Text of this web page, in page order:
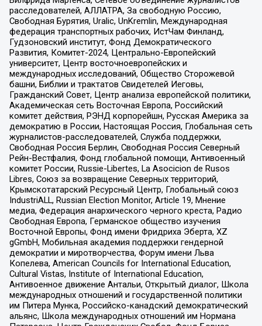
расследователей, АЛЛАТРА, За свободную Россию,
Свободная Бурятия, Uralic, UnKremlin, Международная
федерация транспортных рабочих, ИстЧам Финланд,
Гудзоновский институт, Фонд Демократического
Развития, Комитет-2024, Центрально-Европейский
университет, Центр восточноевропейских и
международных исследований, Общество Сторожевой
башни, Библии и трактатов Свидетелей Иеговы,
Гражданский Совет, Центр анализа европейской политики,
Академическая сеть Восточная Европа, Российский
комитет действия, РЭНД корпорейшн, Русская Америка за
демократию в России, Настоящая Россия, Глобальная сеть
журналистов-расследователей, Служба поддержки,
Свободная Россия Берлин, Свободная Россия Северный
Рейн-Вестфалия, Фонд глобальной помощи, Антивоенный
комитет России, Russie-Libertes, La Asocicion de Rusos
Libres, Союз за возвращение Северных территорий,
Крымскотатарский Ресурсный Центр, Глобальный союз
IndustriALL, Russian Election Monitor, Article 19, Мнение
медиа, Федерация анархического черного креста, Радио
Свободная Европа, Германское общество изучения
Восточной Европы, Фонд имени Фридриха Эберта, XZ
gGmbH, Мобильная академия поддержки гендерной
демократии и миротворчества, Форум имени Льва
Копелева, American Councils for International Education,
Cultural Vistas, Institute of International Education,
Антивоенное движение Антальи, Открытый диалог, Школа
международных отношений и государственной политики
им Питера Мунка, Российско-канадский демократический
альянс, Школа международных отношений им Нормана